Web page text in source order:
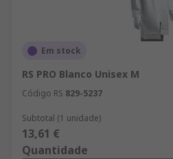
Em stock
RS PRO Blanco Unisex M
Código RS 829-5237
Subtotal (1 unidade)
13,61 €
Quantidade